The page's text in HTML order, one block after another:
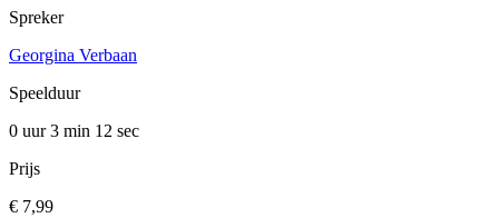
Spreker
Georgina Verbaan
Speelduur
0 uur 3 min 12 sec
Prijs
€ 7,99